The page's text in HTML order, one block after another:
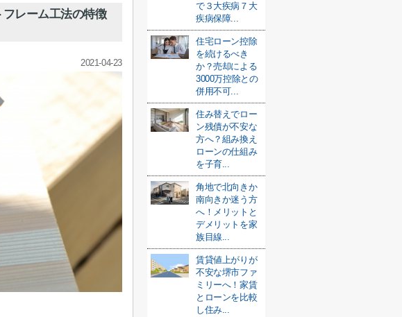
レーム工法の特徴
2021-04-23
で３大疾病７大
疾病保障...
住宅ローン控除
を続けるべき
か？売却による
3000万控除との
併用不可...
住み替えでロー
ン残債が不安な
方へ？組み換え
ローンの仕組み
を子育...
角地で北向きか
南向きか迷う方
へ！メリットと
デメリットを家
族目線...
賃貸値上がりが
不安な堺市ファ
ミリーへ！家賃
とローンを比較
し住み...